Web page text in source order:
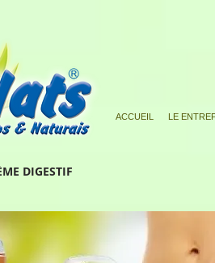
DIGESTIF
ACCUEIL LE